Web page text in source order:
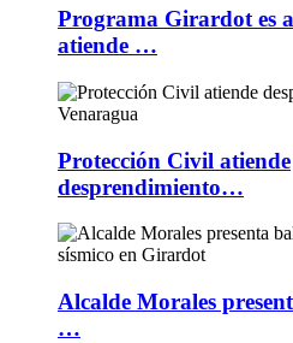
Programa Girardot es
atiende …
Protección Civil atiende
desprendimiento…
Alcalde Morales
…